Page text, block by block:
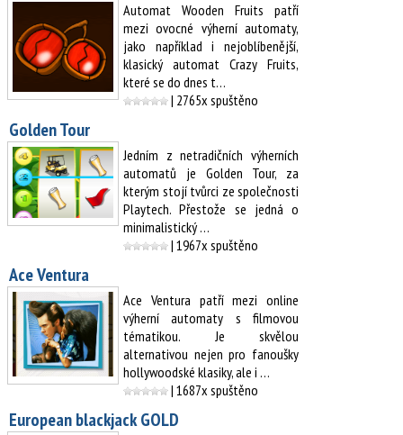
Automat Wooden Fruits patří
mezi ovocné výherní automaty,
jako například i nejoblíbenější,
klasický automat Crazy Fruits,
které se do dnes t…
| 2765x spuštěno
Golden Tour
Jedním z netradičních výherních
automatů je Golden Tour, za
kterým stojí tvůrci ze společnosti
Playtech. Přestože se jedná o
minimalistický …
| 1967x spuštěno
Ace Ventura
Ace Ventura patří mezi online
výherní automaty s filmovou
tématikou. Je skvělou
alternativou nejen pro fanoušky
hollywoodské klasiky, ale i …
| 1687x spuštěno
European blackjack GOLD